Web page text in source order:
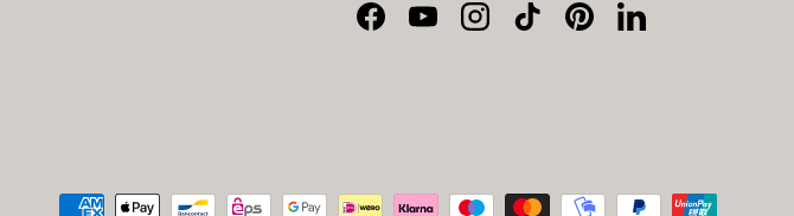
Facebook
YouTubeInstagram
TikTokPinterestLinkedIn
Zahlungsmethoden